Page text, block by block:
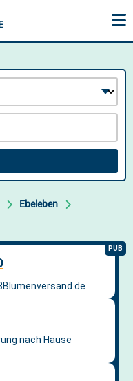
Ebeleben